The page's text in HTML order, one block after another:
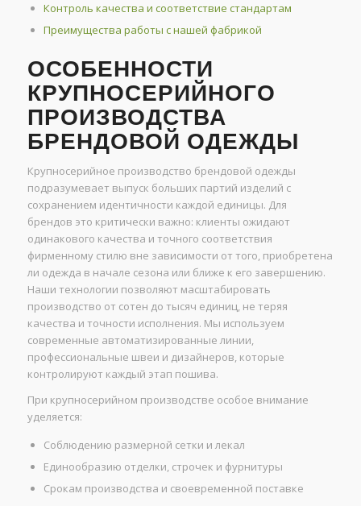
Контроль качества и соответствие стандартам
Преимущества работы с нашей фабрикой
ОСОБЕННОСТИ
КРУПНОСЕРИЙНОГО
ПРОИЗВОДСТВА
БРЕНДОВОЙ ОДЕЖДЫ
Крупносерийное производство брендовой одежды
подразумевает выпуск больших партий изделий с
сохранением идентичности каждой единицы. Для
брендов это критически важно: клиенты ожидают
одинакового качества и точного соответствия
фирменному стилю вне зависимости от того, приобретена
ли одежда в начале сезона или ближе к его завершению.
Наши технологии позволяют масштабировать
производство от сотен до тысяч единиц, не теряя
качества и точности исполнения. Мы используем
современные автоматизированные линии,
профессиональные швеи и дизайнеров, которые
контролируют каждый этап пошива.
При крупносерийном производстве особое внимание
уделяется:
Соблюдению размерной сетки и лекал
Единообразию отделки, строчек и фурнитуры
Срокам производства и своевременной поставке